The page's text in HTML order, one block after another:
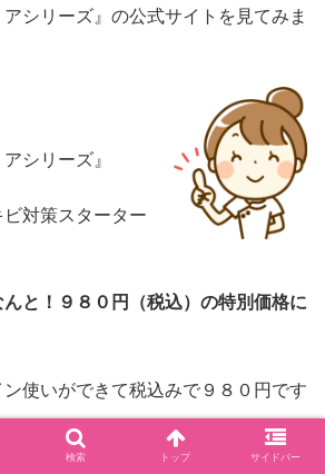
シリーズ』の公式サイトを見てみま
シリーズ』
対策スターター
と！９８０円（税込）の特別価格に
使いができて税込みで９８０円です
検索 トップ サイドバー